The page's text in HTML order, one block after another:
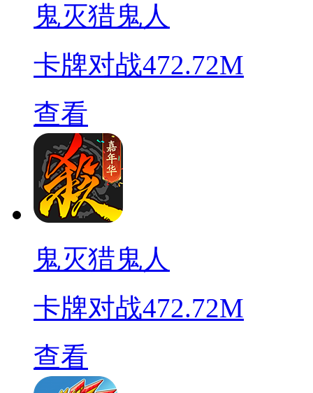
鬼灭猎鬼人
卡牌对战472.72M
查看
鬼灭猎鬼人
卡牌对战472.72M
查看